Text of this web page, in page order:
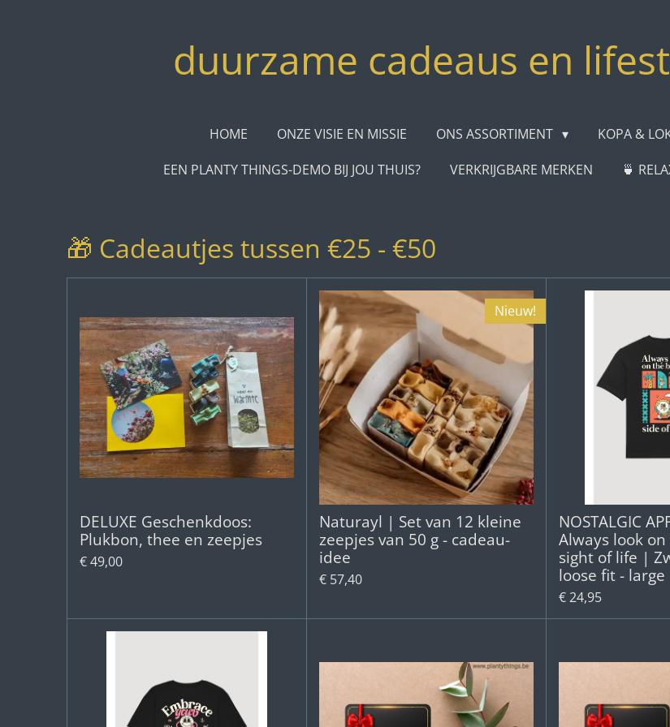
duurzame cadeaus en
HOME ONZE VISIE EN MISSIE ONS ASSORTIMENT KOPA &
EEN PLANTY THINGS-DEMO BIJ JOU THUIS?
VERKRIJGBARE MERKEN 🍵
🎁 Cadeautjes tussen €25 - €50
DELUXE Geschenkdoos:
Plukbon, thee en zeepjes
€ 49,00
Nieuw!
Naturayl | Set van 12 kleine
zeepjes van 50 g - cadeau-
idee
€ 57,40
NOSTALGIC
Always look
sight of life |
loose fit - large
€ 24,95